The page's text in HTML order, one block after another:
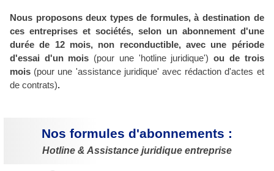
Nous proposons deux types de formules, à destination de
ces entreprises et sociétés, selon un abonnement d'une
durée de 12 mois, non reconductible, avec une période
d'essai d'un mois (pour une 'hotline juridique')ou de trois
mois (pour une 'assistance juridique' avec rédaction d'actes et
de contrats).
Nos formules d'abonnements :
Hotline & Assistance juridique entreprise